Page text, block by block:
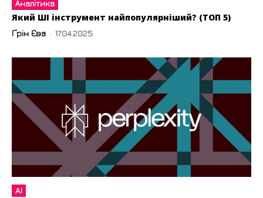
Аналітика
Який ШІ інструмент найпопулярніший? (ТОП 5)
Ґрін Єва - 17.04.2025
AI